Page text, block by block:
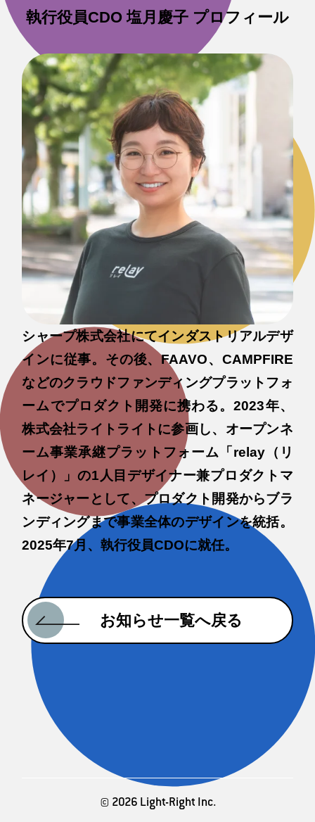
執行役員CDO 塩月慶子 プロフィール
シャープ株式会社にてインダストリアルデザ
インに従事。その後、FAAVO、CAMPFIRE
などのクラウドファンディングプラットフォ
ームでプロダクト開発に携わる。2023年、
株式会社ライトライトに参画し、オープンネ
ーム事業承継プラットフォーム「relay（リ
レイ）」の1人目デザイナー兼プロダクトマ
ネージャーとして、プロダクト開発からブラ
ンディングまで事業全体のデザインを統括。
2025年7月、執行役員CDOに就任。
お知らせ一覧へ戻る
© 2026 Light-Right Inc.